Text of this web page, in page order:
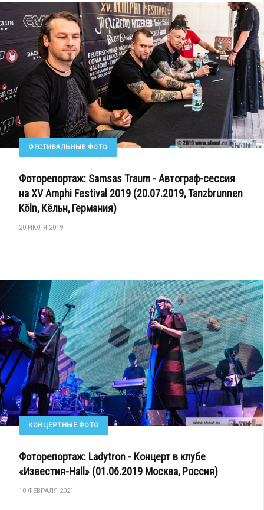
ФЕСТИВАЛЬНЫЕ ФОТО
Фоторепортаж: Samsas Traum - Автограф-сессия
на XV Amphi Festival 2019 (20.07.2019, Tanzbrunnen
Köln, Кёльн, Германия)
20 ИЮЛЯ 2019
КОНЦЕРТНЫЕ ФОТО
Фоторепортаж: Ladytron - Концерт в клубе
«Известия-Hall» (01.06.2019 Москва, Россия)
10 ФЕВРАЛЯ 2021